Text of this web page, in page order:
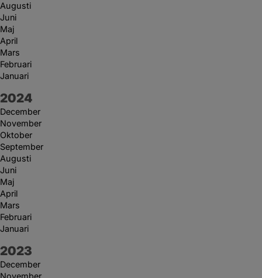
Augusti
Juni
Maj
April
Mars
Februari
Januari
År:
2024
December
November
Oktober
September
Augusti
Juni
Maj
April
Mars
Februari
Januari
År:
2023
December
November